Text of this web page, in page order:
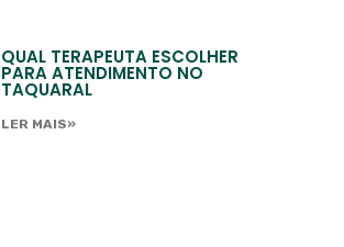
QUAL TERAPEUTA ESCOLHER
PARA ATENDIMENTO NO
TAQUARAL
LER MAIS»